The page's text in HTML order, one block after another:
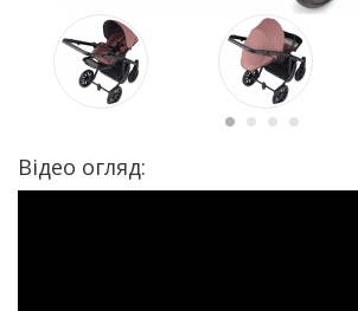
Відео огляд: